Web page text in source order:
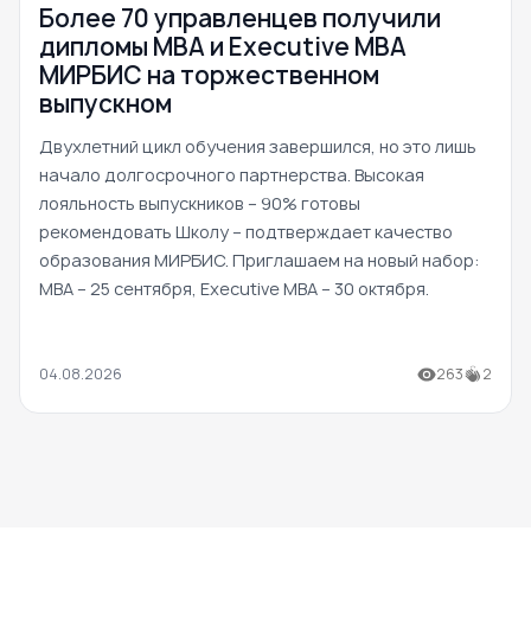
Более 70 управленцев получили
дипломы MBA и Executive MBA
МИРБИС на торжественном
выпускном
Двухлетний цикл обучения завершился, но это лишь
начало долгосрочного партнерства. Высокая
лояльность выпускников – 90% готовы
рекомендовать Школу – подтверждает качество
образования МИРБИС. Приглашаем на новый набор:
MBA – 25 сентября, Executive MBA – 30 октября.
04.08.2026 263 2